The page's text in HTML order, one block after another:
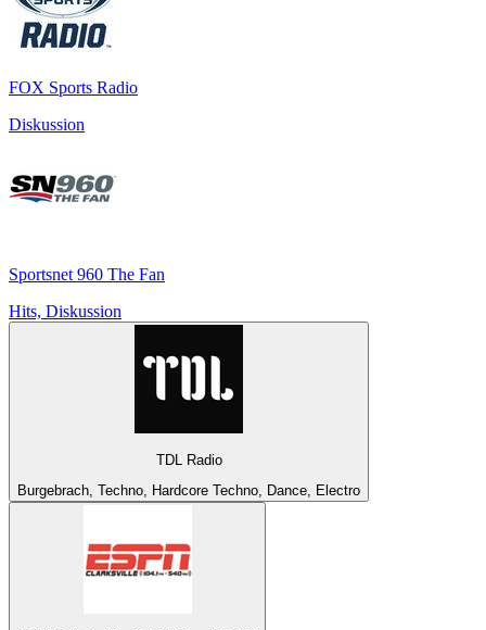
FOX Sports Radio
Diskussion
Sportsnet 960 The Fan
Hits, Diskussion
TDL Radio
Burgebrach, Techno, Hardcore Techno, Dance, Electro